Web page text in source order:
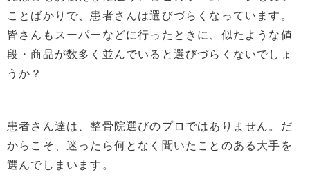
ことばかりで、患者さんは選びづらくなっています。
皆さんもスーパーなどに行ったときに、似たような値
段・商品が数多く並んでいると選びづらくないでしょ
うか？
患者さん達は、整骨院選びのプロではありません。だ
からこそ、迷ったら何となく聞いたことのある大手を
選んでしまいます。